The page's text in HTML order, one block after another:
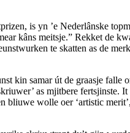
is yn ’e Nederlânske
kâns meitsje.” Rekket de
te skatten as de
kin samar út de graasje falle
as mjitbere fertsjinste.
wolle oer ‘artistic